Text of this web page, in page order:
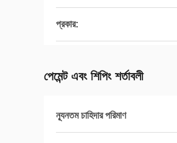
প্রকার:
পেমেন্ট এবং শিপিং শর্তাবলী
ন্যূনতম চাহিদার পরিমাণ